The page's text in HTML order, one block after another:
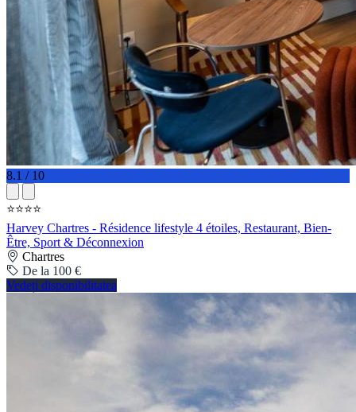
8.1 / 10
⭐⭐⭐⭐
Harvey Chartres - Résidence lifestyle 4 étoiles, Restaurant, Bien-
Être, Sport & Déconnexion
Chartres
De la 100 €
Vedeți disponibilitatea